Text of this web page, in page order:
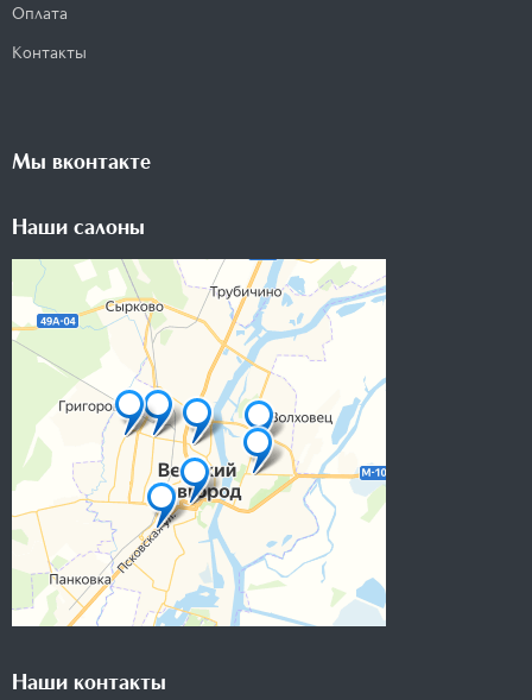
Оплата
Контакты
Мы вконтакте
Наши салоны
Наши контакты